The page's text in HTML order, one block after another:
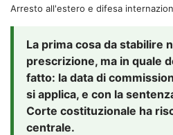
Arresto all'estero e difesa
La prima cosa da stabilire
prescrizione, ma in quale
fatto: la data di
si applica, e con la
Corte costituzionale ha
centrale.